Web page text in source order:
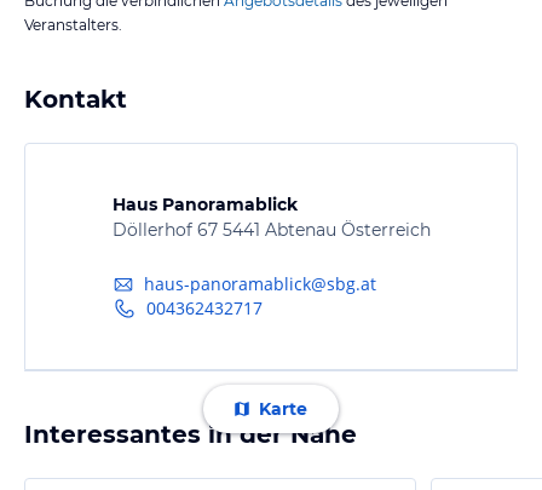
Veranstalters.
Kontakt
Haus Panoramablick
Döllerhof 67 5441 Abtenau Österreich
haus-panoramablick@sbg.at
004362432717
Karte
Interessantes in der Nähe